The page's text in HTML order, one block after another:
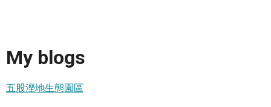
My blogs
五股溼地生態園區